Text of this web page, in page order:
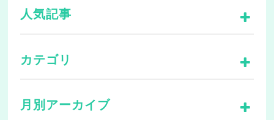
人気記事
カテゴリ
月別アーカイブ